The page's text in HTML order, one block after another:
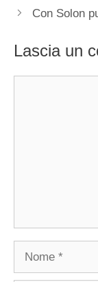
Con Solon
Lascia un
Nome